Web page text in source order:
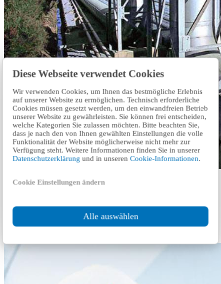
Diese Webseite verwendet Cookies
Wir verwenden Cookies, um Ihnen das bestmögliche Erlebnis
auf unserer Website zu ermöglichen. Technisch erforderliche
Cookies müssen gesetzt werden, um den einwandfreien Betrieb
unserer Website zu gewährleisten. Sie können frei entscheiden,
welche Kategorien Sie zulassen möchten. Bitte beachten Sie,
dass je nach den von Ihnen gewählten Einstellungen die volle
Funktionalität der Website möglicherweise nicht mehr zur
Verfügung steht. Weitere Informationen finden Sie in unserer
Datenschutzerklärung und in unserenCookie-Informationen.
Cookie Einstellungen ändern
Alle auswählen
Detect flaws in conductive materials with the help of TÜV
المزيد
خدمات الاختبار بالموجات فوق الصوتية (UT)